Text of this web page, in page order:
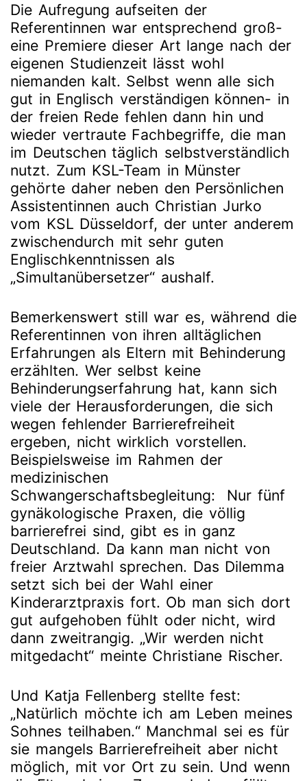
Die Aufregung aufseiten der
Referentinnen war entsprechend groß-
eine Premiere dieser Art lange nach der
eigenen Studienzeit lässt wohl
niemanden kalt. Selbst wenn alle sich
gut in Englisch verständigen können- in
der freien Rede fehlen dann hin und
wieder vertraute Fachbegriffe, die man
im Deutschen täglich selbstverständlich
nutzt. Zum KSL-Team in Münster
gehörte daher neben den Persönlichen
Assistentinnen auch Christian Jurko
vom KSL Düsseldorf, der unter anderem
zwischendurch mit sehr guten
Englischkenntnissen als
„Simultanübersetzer“ aushalf.
Bemerkenswert still war es, während die
Referentinnen von ihren alltäglichen
Erfahrungen als Eltern mit Behinderung
erzählten. Wer selbst keine
Behinderungserfahrung hat, kann sich
viele der Herausforderungen, die sich
wegen fehlender Barrierefreiheit
ergeben, nicht wirklich vorstellen.
Beispielsweise im Rahmen der
medizinischen
Schwangerschaftsbegleitung: Nur fünf
gynäkologische Praxen, die völlig
barrierefrei sind, gibt es in ganz
Deutschland. Da kann man nicht von
freier Arztwahl sprechen. Das Dilemma
setzt sich bei der Wahl einer
Kinderarztpraxis fort. Ob man sich dort
gut aufgehoben fühlt oder nicht, wird
dann zweitrangig. „Wir werden nicht
mitgedacht“ meinte Christiane Rischer.
Und Katja Fellenberg stellte fest:
„Natürlich möchte ich am Leben meines
Sohnes teilhaben.“ Manchmal sei es für
sie mangels Barrierefreiheit aber nicht
möglich, mit vor Ort zu sein. Und wenn